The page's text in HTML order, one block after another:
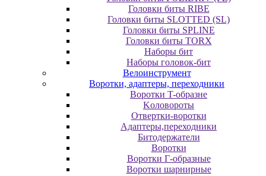
Головки биты RIBE
Головки биты SLOTTED (SL)
Головки биты SPLINE
Головки биты TORX
Наборы бит
Наборы головок-бит
Велоинструмент
Воротки, адаптеры, переходники
Bopoтки T-oбpaзне
Koлoвopoты
Oтвepтки-вopoтки
Адаптеры,переходники
Битодержатели
Воротки
Воротки Г-образные
Воротки шарнирные